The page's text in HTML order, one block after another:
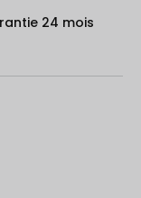
24 mois